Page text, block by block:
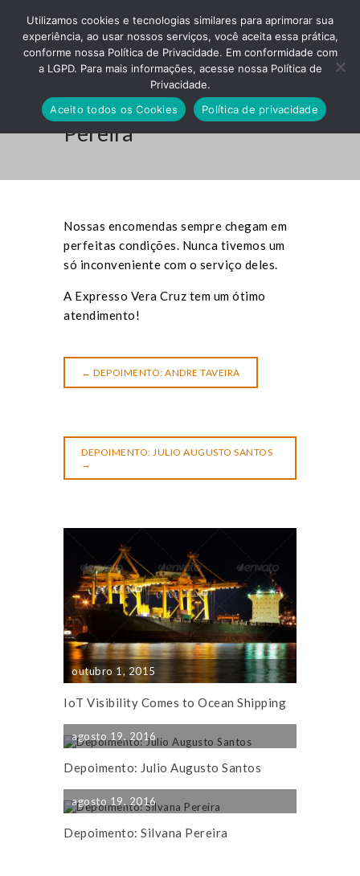
Depoimento: Silvana
Pereira
Nossas encomendas sempre chegam em
perfeitas condições. Nunca tivemos um
só inconveniente com o serviço deles.
A Expresso Vera Cruz tem um ótimo
atendimento!
← DEPOIMENTO: ANDRE TAVEIRA
DEPOIMENTO: JULIO AUGUSTO SANTOS
→
outubro 1, 2015
IoT Visibility Comes to Ocean Shipping
agosto 19, 2016
Depoimento: Julio Augusto Santos
agosto 19, 2016
Depoimento: Silvana Pereira
Utilizamos cookies e tecnologias similares para aprimorar sua
experiência, ao usar nossos serviços, você aceita essa prática,
conforme nossa Política de Privacidade. Em conformidade com
a LGPD. Para mais informações, acesse nossa Política de
Privacidade.
Aceito todos os Cookies
Política de privacidade